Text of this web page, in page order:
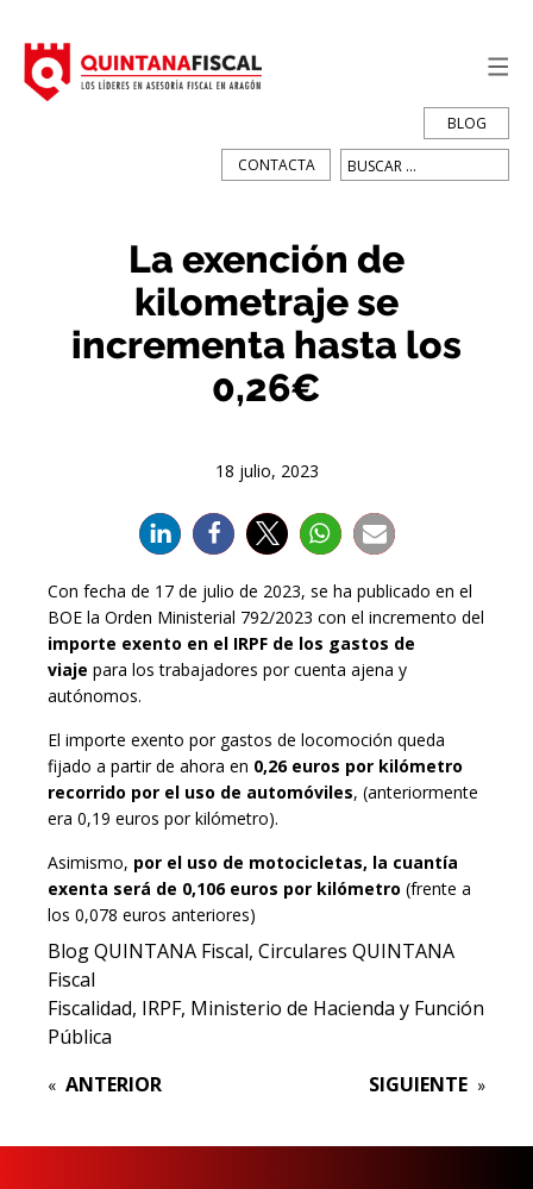
CONTACTA Buscar:
BLOG
La exención de
kilometraje se
incrementa hasta los
0,26€
18 julio, 2023
Con fecha de 17 de julio de 2023, se ha publicado en el
BOE la Orden Ministerial 792/2023 con el incremento del
importe exento en el IRPF de los gastos de
viaje para los trabajadores por cuenta ajena y
autónomos.
El importe exento por gastos de locomoción queda
fijado a partir de ahora en 0,26 euros por kilómetro
recorrido por el uso de automóviles, (anteriormente
era 0,19 euros por kilómetro).
Asimismo, por el uso de motocicletas, la cuantía
exenta será de 0,106 euros por kilómetro (frente a
los 0,078 euros anteriores)
Blog QUINTANA Fiscal, Circulares QUINTANA
Fiscal
Fiscalidad, IRPF, Ministerio de Hacienda y Función
Pública
« ANTERIOR SIGUIENTE »